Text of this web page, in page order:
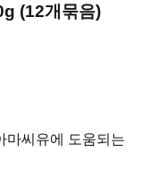
(12개묶음)
마씨유에 도움되는